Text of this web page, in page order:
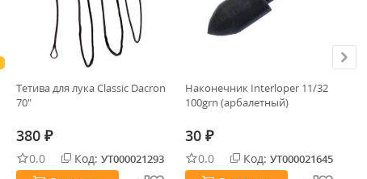
Тетива для лука Classic Dacron
70"
380 ₽
0.0 Код: УТ000021293
Наконечник Interloper 11/32
100grn (арбалетный)
30 ₽
0.0 Код: УТ000021645